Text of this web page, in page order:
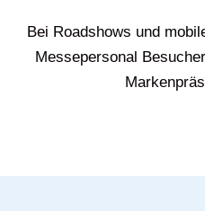
Bei Roadshows und
Messepersonal